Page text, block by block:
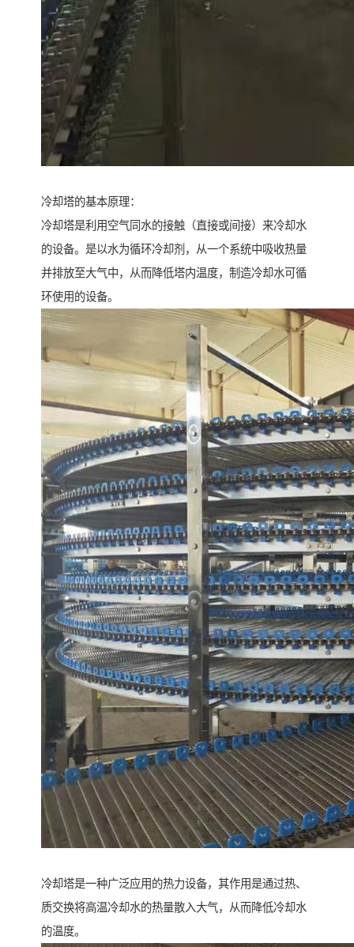
冷却塔的基本原理：
冷却塔是利用空气同水的接触（直接或间接）来冷却水
的设备。是以水为循环冷却剂，从一个系统中吸收热量
并排放至大气中，从而降低塔内温度，制造冷却水可循
环使用的设备。
冷却塔是一种广泛应用的热力设备，其作用是通过热、
质交换将高温冷却水的热量散入大气，从而降低冷却水
的温度。